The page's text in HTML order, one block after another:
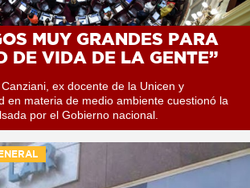
MUY GRANDES PARA
DE VIDA DE LA GENTE”
ex docente de la Unicen y
en materia de medio ambiente cuestionó la
por el Gobierno nacional.